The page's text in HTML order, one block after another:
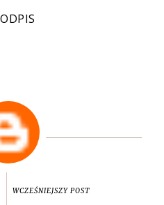
WCZEŚNIEJSZY POST